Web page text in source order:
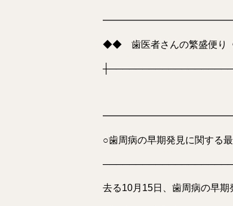
◆◆ 歯医者さんの繁盛便り《
2025/
○歯周病の早期発見に関する
去る10月15日、歯周病の早